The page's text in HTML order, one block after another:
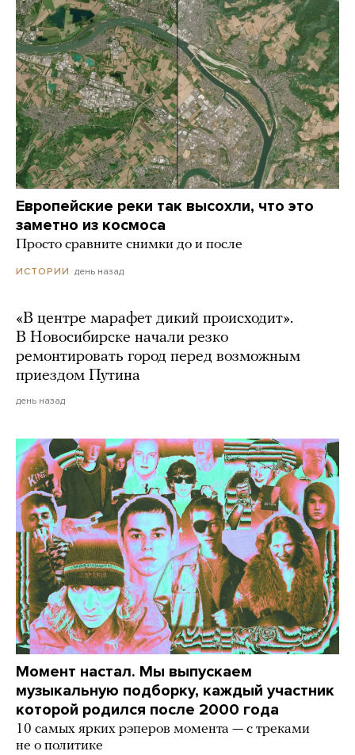
Европейские реки так высохли, что это
заметно из космоса
Просто сравните снимки до и после
ИСТОРИИ день назад
«В центре марафет дикий происходит».
В Новосибирске начали резко
ремонтировать город перед возможным
приездом Путина
день назад
Момент настал. Мы выпускаем
музыкальную подборку, каждый участник
которой родился после 2000 года
10 самых ярких рэперов момента — с треками
не о политике